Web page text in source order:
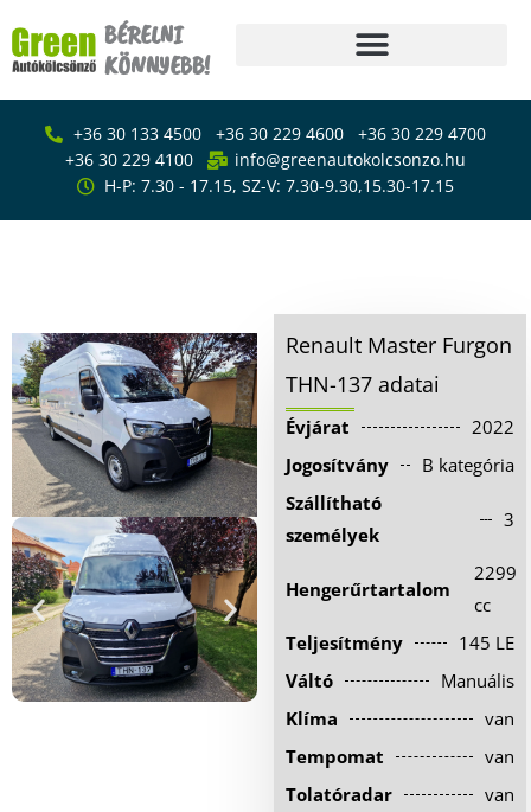
to
BÉRELNI
KÖNNYEBB!
Főoldal
Bérlés
Furgon – kisteherautó
bérlés
Ponyvás kisteherautó
bérlés
Kisáruszállító bérlés
Kisbusz bérlés
Személyautó bérlés
Hűtőautó bérlés
Feltételek
Szolgáltatások
Gy.i.k.
Kapcsolat
+36 30 133 4500 +36 30 229 4600
+36 30 229 4700
+36 30 229 4100
info@greenautokolcsonzo.hu
H-P: 7.30 - 17.15, SZ-V: 7.30-9.30,15.30-17.15
Renault Master Furgon
THN-137 adatai
Évjárat
2022
Jogosítvány
B kategória
Szállítható
személyek
3
Hengerűrtartalom
2299
cc
Teljesítmény
145 LE
Váltó
Manuális
Klíma
van
Tempomat
van
Tolatóradar
van